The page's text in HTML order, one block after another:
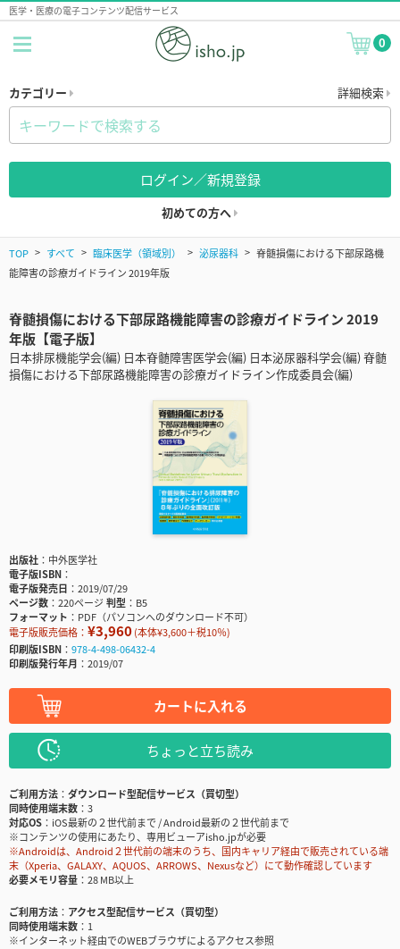
医学・医療の電子コンテンツ配信サービス
0
カテゴリー 詳細検索
ログイン／新規登録
初めての方へ
TOP すべて 臨床医学（領域別） 泌尿器科
脊髄損傷における下部尿路機
能障害の診療ガイドライン 2019年版
脊髄損傷における下部尿路機能障害の診療ガイドライン 2019
年版【電子版】
日本排尿機能学会(編) 日本脊髄障害医学会(編) 日本泌尿器科学会(編) 脊髄
損傷における下部尿路機能障害の診療ガイドライン作成委員会(編)
出版社
中外医学社
電子版ISBN
電子版発売日
2019/07/29
ページ数
220ページ判型
B5
フォーマット
PDF（パソコンへのダウンロード不可）
電子版販売価格： ¥3,960(本体¥3,600＋税10％)
印刷版ISBN
978-4-498-06432-4
印刷版発行年月
2019/07
カートに入れる
ちょっと立ち読み
ご利用方法
ダウンロード型配信サービス（買切型）
同時使用端末数
3
対応OS
iOS最新の２世代前まで / Android最新の２世代前まで
※コンテンツの使用にあたり、専用ビューアisho.jpが必要
※Androidは、Android２世代前の端末のうち、国内キャリア経由で販売されている端
末（Xperia、GALAXY、AQUOS、ARROWS、Nexusなど）にて動作確認しています
必要メモリ容量
28 MB以上
ご利用方法
アクセス型配信サービス（買切型）
同時使用端末数
1
※インターネット経由でのWEBブラウザによるアクセス参照